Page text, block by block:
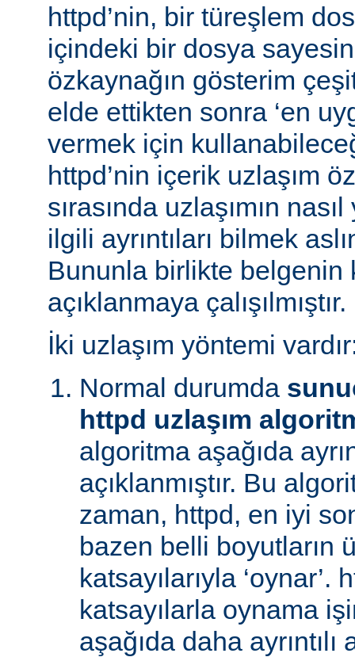
httpd’nin, bir türeşlem
içindeki bir dosya
özkaynağın gösterim
elde ettikten sonra ‘en
vermek için
httpd’nin içerik uzlaşım
sırasında uzlaşımın
ilgili ayrıntıları bilmek
Bununla birlikte belgenin
açıklanmaya çalışılmıştır.
İki uzlaşım yöntemi
Normal durumda
httpd uzlaşım
algoritma aşağıda
açıklanmıştır. Bu
zaman, httpd, en iyi
bazen belli boyutların
katsayılarıyla ‘oynar’.
katsayılarla oynama
aşağıda daha ayrıntılı